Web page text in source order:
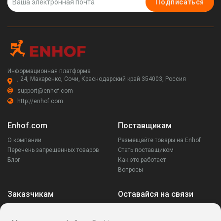
Подписаться
Информационная платформа
, 24, Макаренко, Сочи, Краснодарский край 354003, Россия
support@enhof.com
http://enhof.com
Enhof.com
О компании
Перечень запрещенных товаров
Блог
Поставщикам
Размещайте товары на Enhof
Стать поставщиком
Как это работает
Вопросы
Заказчикам
Ваши запросы
Оставайся на связи